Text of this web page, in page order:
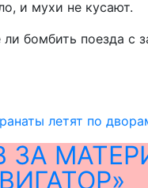
и мухи не кусают.
бомбить поезда
летят по